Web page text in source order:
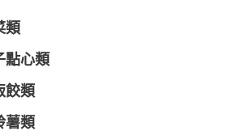
類
點心類
餃類
薯類